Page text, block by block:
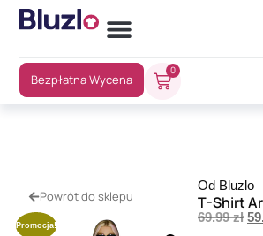
Bezpłatna Wycena
0
Powrót do sklepu
Promocja!
Od Bluzlo
T-Shirt
69.99zł